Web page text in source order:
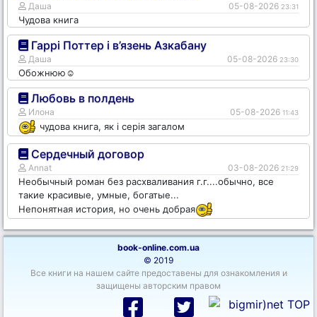
Даша 05-08-2026 23:31
Чудова книга
Гаррі Поттер і в’язень Азкабану
Даша 05-08-2026 23:30
Обожнюю☺️
Любовь в полдень
Илона 05-08-2026 11:43
чудова книга, як і серія загалом
Сердечный договор
Annat 03-08-2026 21:29
Необычный роман без расхваливания г.г....обычно, все
такие красивые, умные, богатые...
Непонятная история, но очень добрая
book-online.com.ua
© 2019
Все книги на нашем сайте предоставены для ознакомления и
защищены авторским правом